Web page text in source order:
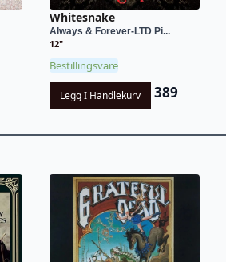
Whitesnake
Always & Forever-LTD Pi...
12"
Bestillingsvare
Legg I Handlekurv 389